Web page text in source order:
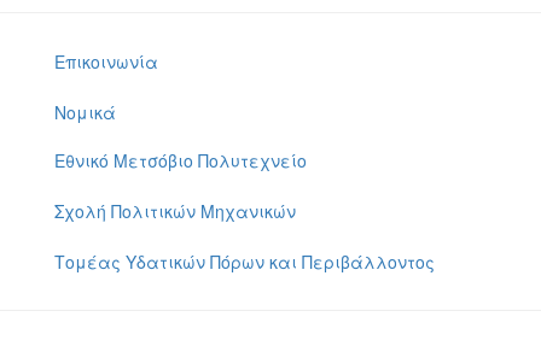
Επικοινωνία
Νομικά
Εθνικό Μετσόβιο Πολυτεχνείο
Σχολή Πολιτικών Μηχανικών
Τομέας Υδατικών Πόρων και Περιβάλλοντος